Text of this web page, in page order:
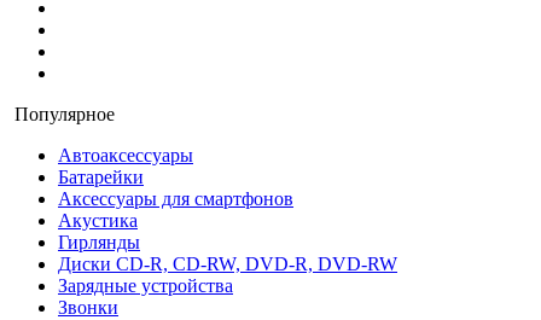
Популярное
Автоаксессуары
Батарейки
Аксессуары для смартфонов
Акустика
Гирлянды
Диски CD-R, CD-RW, DVD-R, DVD-RW
Зарядные устройства
Звонки